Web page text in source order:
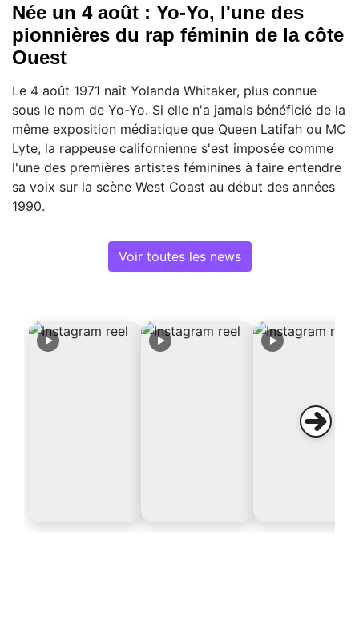
Née un 4 août : Yo-Yo, l'une des
pionnières du rap féminin de la côte
Ouest
Le 4 août 1971 naît Yolanda Whitaker, plus connue
sous le nom de Yo-Yo. Si elle n'a jamais bénéficié de la
même exposition médiatique que Queen Latifah ou MC
Lyte, la rappeuse californienne s'est imposée comme
l'une des premières artistes féminines à faire entendre
sa voix sur la scène West Coast au début des années
1990.
Voir toutes les news